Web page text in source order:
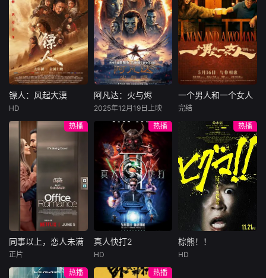
怀绝技的孤女画师
许雁真，意外与身
陷危局的融汇银行
总账姜心羽产生交
集。姜心羽遭人陷
害，只得与许雁真
结盟，彼时银行欲
将国宝名画低价卖
给外国人，许雁真
仿造名画、偷天换
日。几经波折，两
人联手在各方势力
的夹缝间巧妙周
旋，共历险阻，破
解重重困境。
牧羊人乔治
（休·杰克曼饰）最
爱给羊群读侦探小
说，没想到自己有
一天会离奇死亡。
他留下的3000万
巨额遗产，让每个
人貌似都有犯罪动
机。警察毫无头绪
“不务正业”迈出牧
场，追查牧羊人“躺
平
年刘全龙（彭昱畅
饰），被偏执富家
公子陈伦（丁禹兮
饰）选中，被迫踏
入一场为他量身打
造的“换命游戏”。
豪华别墅、名车名
表、神秘女友全部
备齐，在陈伦的精
瞬间拥有顶配人
生。
镖人：风起大漠
于适
大漠之上，镖人、
官府、西域五大家
族等多方势力盘根
错节、暗潮涌动。
“天字第二号逃犯”
刀马接下特殊押镖
任务，和同伴一起
从西域护镖远赴长
安。不料，他们的
护送对象竟是“天字
镖人：风起大漠
HD
阿凡达：火与烬
佐伊·索尔达娜
西格妮·韦弗
影片聚焦杰克·萨利
与奈蒂莉一家的命
运起伏，在前作的
情感余波之上，深
刻描绘一个家族在
战火中如何成长、
并共同守护血脉相
连的情感纽带的历
程，从而将故事推
阿凡达：火与烬
2025年12月19日上映
一个男人和一个女人
周汉宁
男人（黄渤
饰）和女人（倪妮
饰）飞机同时落
地，入住同一家酒
店，成为一墙之隔
的邻居。不够隔音
的房间暴露了男人
和女人因生活暂停
陷入的困境，健
康、家庭、婚姻、
一个男人和一个女人
完结
热播
同事以上，恋人未满
布雷特·戈德斯坦
同事以上，恋人未满
正片
热播
真人快打2
阿德莱恩·鲁道夫
真人快打2
HD
热播
棕熊！！
棕熊！！
HD
热播
热播